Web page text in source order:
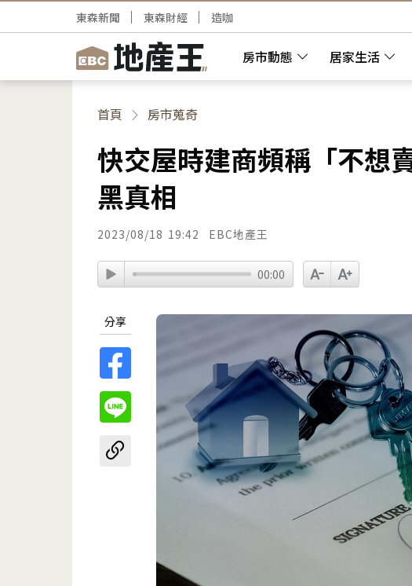
房市動態 居家生活
東森新聞 東森財經 造咖
首頁 房市蒐奇
快交屋時建商頻稱「不想
黑真相
2023/08/18 19:42 EBC地產王
00:00
分享